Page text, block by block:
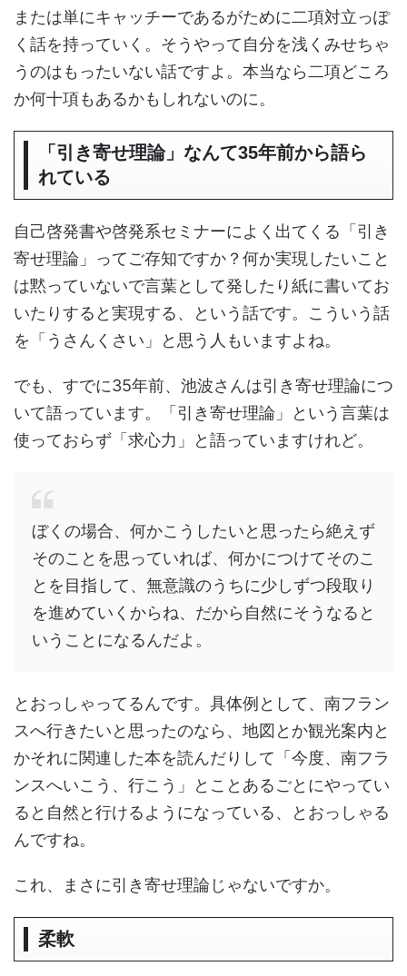
または単にキャッチーであるがために二項対立っぽ
く話を持っていく。そうやって自分を浅くみせちゃ
うのはもったいない話ですよ。本当なら二項どころ
か何十項もあるかもしれないのに。
「引き寄せ理論」なんて35年前から語ら
れている
自己啓発書や啓発系セミナーによく出てくる「引き
寄せ理論」ってご存知ですか？何か実現したいこと
は黙っていないで言葉として発したり紙に書いてお
いたりすると実現する、という話です。こういう話
を「うさんくさい」と思う人もいますよね。
でも、すでに35年前、池波さんは引き寄せ理論につ
いて語っています。「引き寄せ理論」という言葉は
使っておらず「求心力」と語っていますけれど。
ぼくの場合、何かこうしたいと思ったら絶えず
そのことを思っていれば、何かにつけてそのこ
とを目指して、無意識のうちに少しずつ段取り
を進めていくからね、だから自然にそうなると
いうことになるんだよ。
とおっしゃってるんです。具体例として、南フラン
スへ行きたいと思ったのなら、地図とか観光案内と
かそれに関連した本を読んだりして「今度、南フラ
ンスへいこう、行こう」とことあるごとにやってい
ると自然と行けるようになっている、とおっしゃる
んですね。
これ、まさに引き寄せ理論じゃないですか。
柔軟